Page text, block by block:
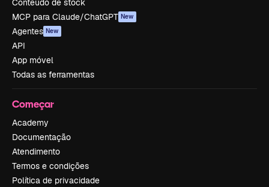
Conteúdo de stock
MCP para Claude/ChatGPT New
Agentes New
API
App móvel
Todas as ferramentas
Começar
Academy
Documentação
Atendimento
Termos e condições
Política de privacidade